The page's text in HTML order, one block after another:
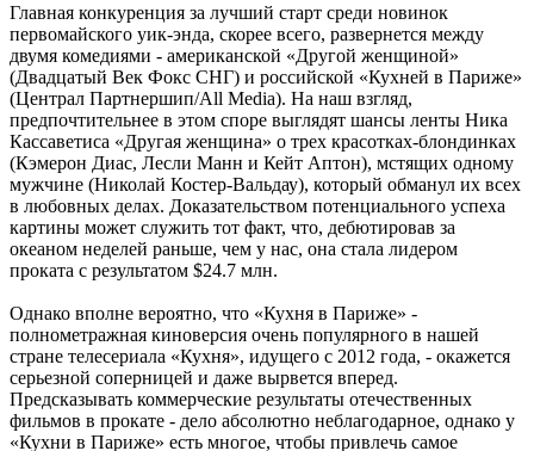
Главная конкуренция за лучший старт среди новинок
первомайского уик-энда, скорее всего, развернется между
двумя комедиями - американской «Другой женщиной»
(Двадцатый Век Фокс СНГ) и российской «Кухней в Париже»
(Централ Партнершип/All Media). На наш взгляд,
предпочтительнее в этом споре выглядят шансы ленты Ника
Кассаветиса «Другая женщина» о трех красотках-блондинках
(Кэмерон Диас, Лесли Манн и Кейт Аптон), мстящих одному
мужчине (Николай Костер-Вальдау), который обманул их всех
в любовных делах. Доказательством потенциального успеха
картины может служить тот факт, что, дебютировав за
океаном неделей раньше, чем у нас, она стала лидером
проката с результатом $24.7 млн.
Однако вполне вероятно, что «Кухня в Париже» -
полнометражная киноверсия очень популярного в нашей
стране телесериала «Кухня», идущего с 2012 года, - окажется
серьезной соперницей и даже вырвется вперед.
Предсказывать коммерческие результаты отечественных
фильмов в прокате - дело абсолютно неблагодарное, однако у
«Кухни в Париже» есть многое, чтобы привлечь самое